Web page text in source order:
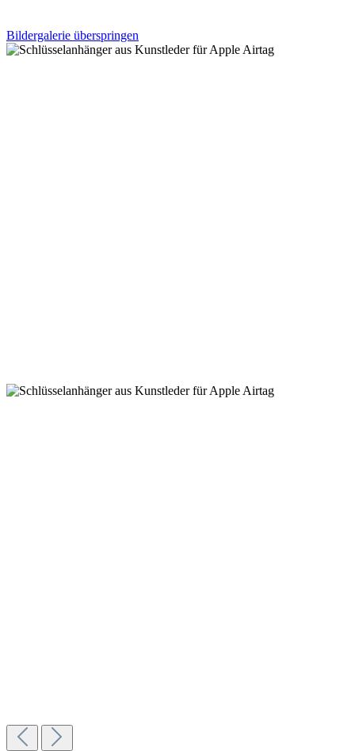
Bildergalerie überspringen